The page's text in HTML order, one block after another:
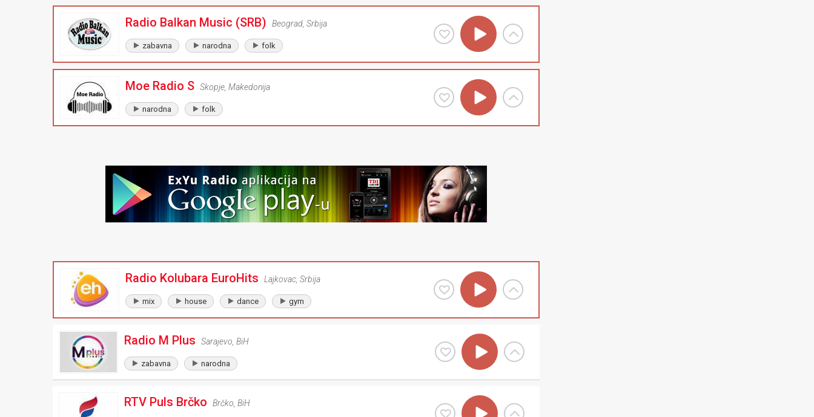
Radio Balkan Music (SRB) Beograd Srbija
zabavna narodna folk
Moe Radio S Skopje Makedonija
narodna folk
Radio Kolubara EuroHits Lajkovac Srbija
mix house dance gym
Radio M Plus Sarajevo BiH
zabavna narodna
RTV Puls Brčko Brčko BiH